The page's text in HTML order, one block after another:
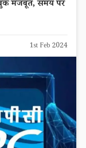
मजबूत, समय पर
1st Feb 2024